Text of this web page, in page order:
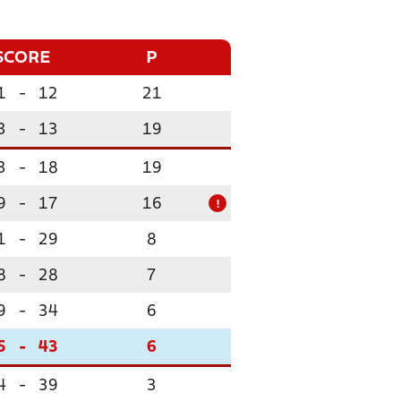
P
- 12 21
- 13 19
- 18 19
- 17 16 !
- 29 8
- 28 7
- 34 6
- 43 6
- 39 3